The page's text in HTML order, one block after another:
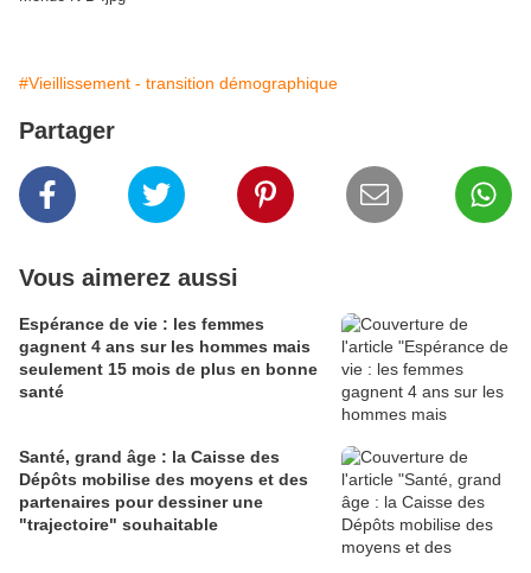
#Vieillissement - transition démographique
Partager
Vous aimerez aussi
Espérance de vie : les femmes
gagnent 4 ans sur les hommes mais
seulement 15 mois de plus en bonne
santé
Santé, grand âge : la Caisse des
Dépôts mobilise des moyens et des
partenaires pour dessiner une
"trajectoire" souhaitable